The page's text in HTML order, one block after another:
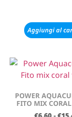
Aggiungi al
POWER
FITO MIX